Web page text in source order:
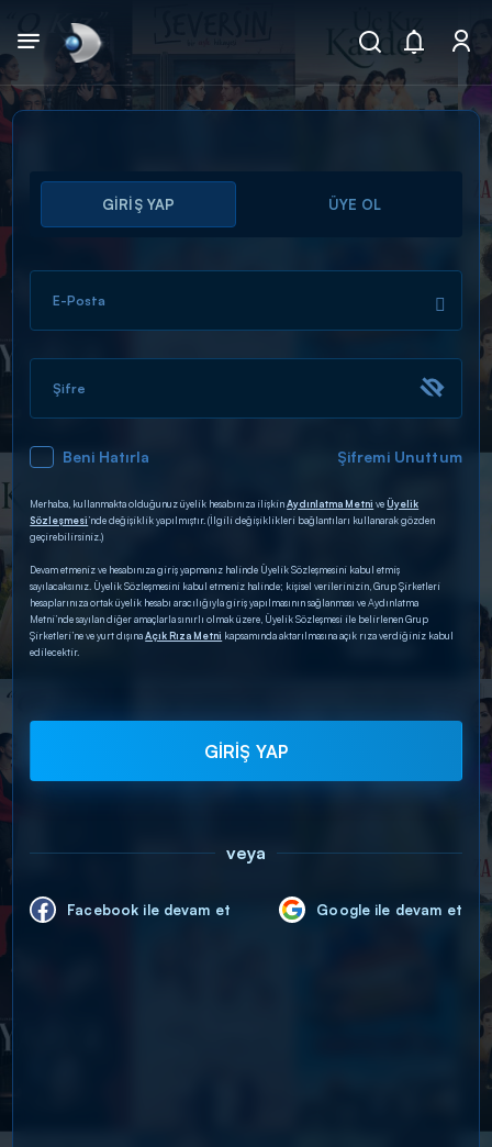
Arama
ARAMA SONUÇLARI
DİĞER SONUÇLAR
GİRİŞ YAP ÜYE OL
E-Posta
Şifre
Beni Hatırla Şifremi Unuttum
Merhaba, kullanmakta olduğunuz üyelik hesabınıza ilişkinAydınlatma Metni veÜyelik
Sözleşmesi’nde değişiklik yapılmıştır. (İlgili değişiklikleri bağlantıları kullanarak gözden
geçirebilirsiniz.)
Devam etmeniz ve hesabınıza giriş yapmanız halinde Üyelik Sözleşmesini kabul etmiş
sayılacaksınız. Üyelik Sözleşmesini kabul etmeniz halinde; kişisel verilerinizin, Grup Şirketleri
hesaplarınıza ortak üyelik hesabı aracılığıyla giriş yapılmasının sağlanması ve Aydınlatma
Metni’nde sayılan diğer amaçlarla sınırlı olmak üzere, Üyelik Sözleşmesi ile belirlenen Grup
Şirketleri’ne ve yurt dışınaAçık Rıza Metni kapsamında aktarılmasına açık rıza verdiğiniz kabul
edilecektir.
GİRİŞ YAP
veya
Facebook ile devam et Google ile devam et